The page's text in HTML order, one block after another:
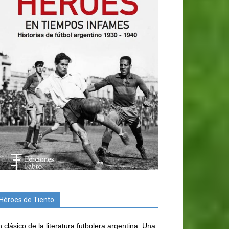
de Tiento
clásico de la literatura futbolera argentina. Una